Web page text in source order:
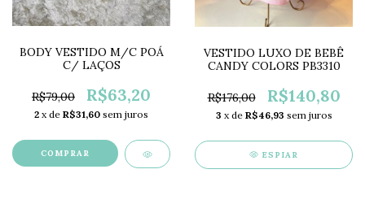
BODY VESTIDO M/C POÁ
C/ LAÇOS
R$79,00 R$63,20
2 x de R$31,60 sem juros
COMPRAR
VESTIDO LUXO DE BEBÊ
CANDY COLORS PB3310
R$176,00 R$140,80
3 x de R$46,93 sem juros
ESPIAR